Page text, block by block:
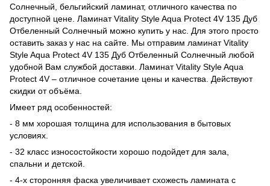
Солнечный, бельгийский ламинат, отличного качества по
доступной цене. Ламинат Vitality Style Aqua Protect 4V 135 Дуб
Отбеленный Солнечный можно купить у нас. Для этого просто
оставить заказ у нас на сайте. Мы отправим ламинат Vitality
Style Aqua Protect 4V 135 Дуб Отбеленный Солнечный любой
удобной Вам службой доставки. Ламинат Vitality Style Aqua
Protect 4V – отличное сочетание цены и качества. Действуют
скидки от объёма.
Имеет ряд особенностей:
- 8 мм хорошая толщина для использования в бытовых
условиях.
- 32 класс износостойкости хорошо подойдет для зала,
спальни и детской.
- 4-х сторонняя фаска увеличивает схожесть ламината с